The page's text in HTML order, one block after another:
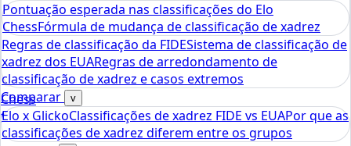
Chess
tools
Calculadora de Rating Elo de Xadrez
Pontuação esperada nas classificações do Elo
ChessFórmula de mudança de classificação de xadrez
Regras de classificação da FIDESistema de classificação de
xadrez dos EUARegras de arredondamento de
classificação de xadrez e casos extremos
Comparar
v
Elo x GlickoClassificações de xadrez FIDE vs EUAPor que as
classificações de xadrez diferem entre os grupos